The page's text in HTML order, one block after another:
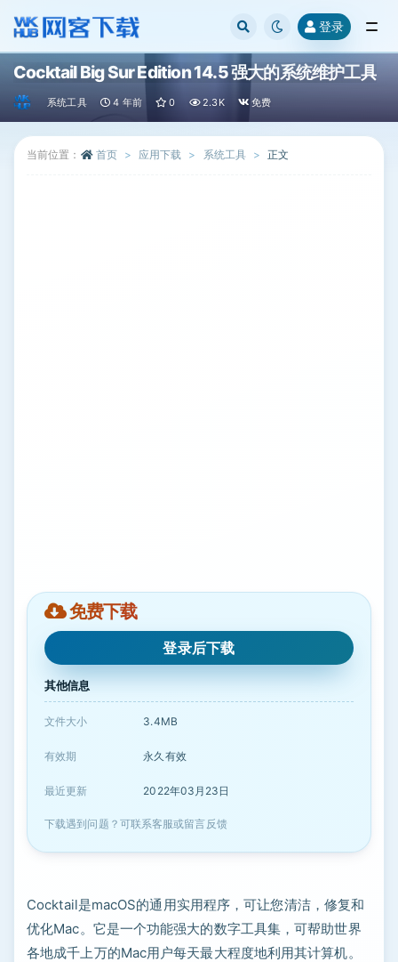
登录
Cocktail Big Sur Edition 14.5 强大的系统维护工具
系统工具 4 年前 0 2.3K 免费
当前位置： 首页 应用下载 系统工具 正文
免费下载
登录后下载
其他信息
文件大小 3.4MB
有效期 永久有效
最近更新 2022年03月23日
下载遇到问题？可联系客服或留言反馈
Cocktail是macOS的通用实用程序，可让您清洁，修复和
优化Mac。它是一个功能强大的数字工具集，可帮助世界
各地成千上万的Mac用户每天最大程度地利用其计算机。
全部